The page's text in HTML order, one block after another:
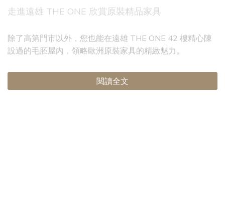
走進遠雄 THE ONE 欣賞原裝精品家具
除了高第門市以外，您也能在遠雄 THE ONE 42 樓精心陳
設過的毛胚屋內，領略歐洲原裝家具的精緻魅力。
閱讀全文